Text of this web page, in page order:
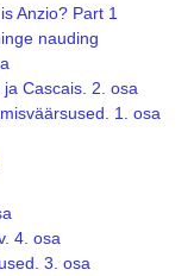
Anzio? Part 1
nauding
Cascais. 2. osa
1. osa
4. osa
3. osa